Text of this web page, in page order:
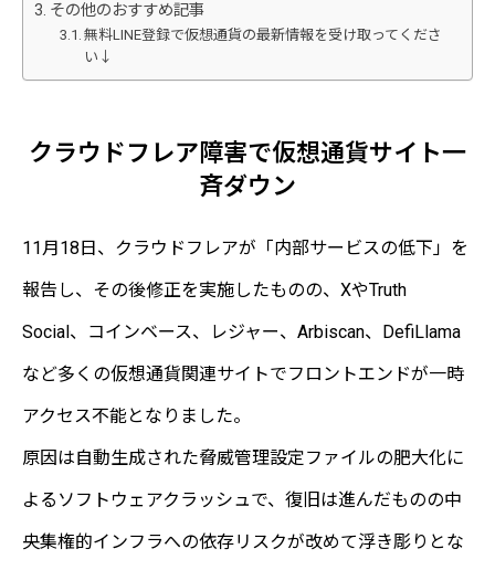
その他のおすすめ記事
無料LINE登録で仮想通貨の最新情報を受け取ってくださ
い↓
クラウドフレア障害で仮想通貨サイト一
斉ダウン
11月18日、クラウドフレアが「内部サービスの低下」を
報告し、その後修正を実施したものの、XやTruth
Social、コインベース、レジャー、Arbiscan、DefiLlama
など多くの仮想通貨関連サイトでフロントエンドが一時
アクセス不能となりました。
原因は自動生成された脅威管理設定ファイルの肥大化に
よるソフトウェアクラッシュで、復旧は進んだものの中
央集権的インフラへの依存リスクが改めて浮き彫りとな